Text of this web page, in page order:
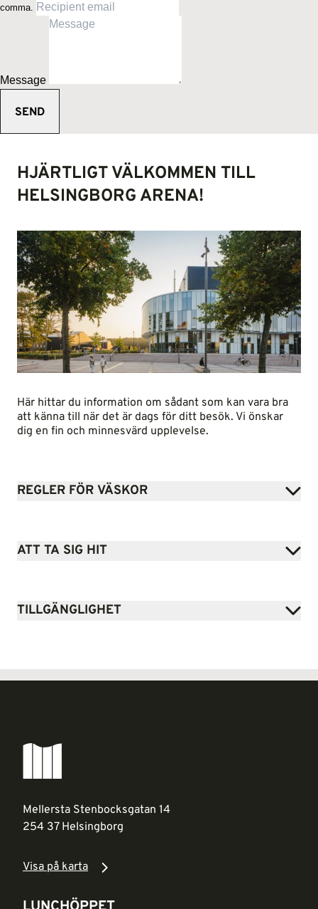
comma.
Message
HJÄRTLIGT VÄLKOMMEN TILL
HELSINGBORG ARENA!
Här hittar du information om sådant som kan vara bra
att känna till när det är dags för ditt besök. Vi önskar
dig en fin och minnesvärd upplevelse.
REGLER FÖR VÄSKOR
ATT TA SIG HIT
TILLGÄNGLIGHET
Mellersta Stenbocksgatan 14
254 37 Helsingborg
Visa på karta